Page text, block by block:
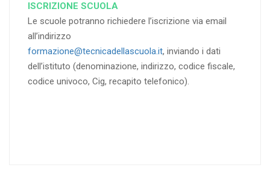
ISCRIZIONE SCUOLA
Le scuole potranno richiedere l’iscrizione via email
all’indirizzo
formazione@tecnicadellascuola.it, inviando i dati
dell’istituto (denominazione, indirizzo, codice fiscale,
codice univoco, Cig, recapito telefonico).